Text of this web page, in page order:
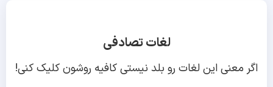
لغات تصادفی
اگر معنی این لغات رو بلد نیستی کافیه روشون کلیک کنی!